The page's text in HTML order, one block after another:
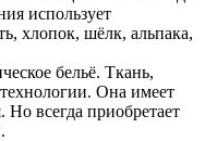
использует
хлопок, шёлк, альпака,
бельё. Ткань,
Она имеет
Но всегда приобретает